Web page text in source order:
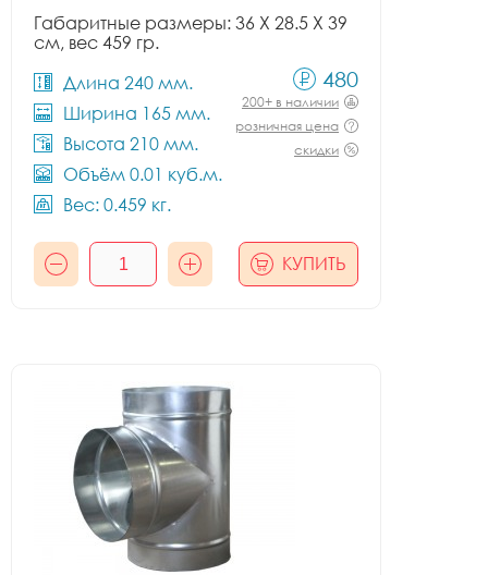
Габаритные размеры: 36 X 28.5 X 39
см, вес 459 гр.
Длина 240 мм.
Ширина 165 мм.
Высота 210 мм.
Объём 0.01 куб.м.
Вес: 0.459 кг.
480
200+ в наличии
розничная цена
скидки
КУПИТЬ